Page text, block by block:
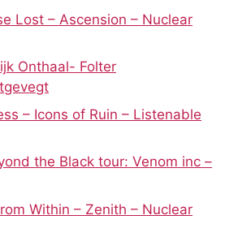
Lost – Ascension – Nuclear
Onthaal- Folter
– Icons of Ruin – Listenable
the Black tour: Venom inc –
Within – Zenith – Nuclear